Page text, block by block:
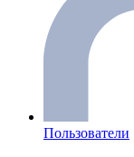
Пользователи